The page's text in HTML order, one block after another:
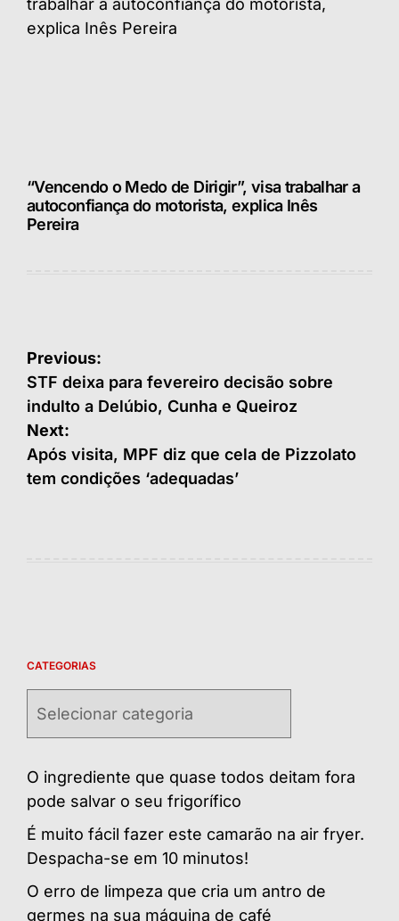
“Vencendo o Medo de Dirigir”, visa trabalhar a
autoconfiança do motorista, explica Inês
Pereira
Navegação
de
Post
Previous:
STF deixa para fevereiro decisão sobre
indulto a Delúbio, Cunha e Queiroz
Next:
Após visita, MPF diz que cela de Pizzolato
tem condições ‘adequadas’
CATEGORIAS
O ingrediente que quase todos deitam fora
pode salvar o seu frigorífico
É muito fácil fazer este camarão na air fryer.
Despacha-se em 10 minutos!
O erro de limpeza que cria um antro de
germes na sua máquina de café